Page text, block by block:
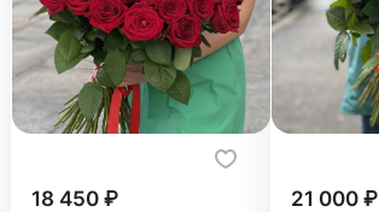
18 450 ₽ 21 000 ₽